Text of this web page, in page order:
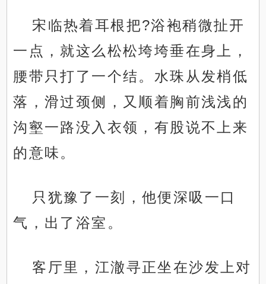
宋临热着耳根把?浴袍稍微扯开
一点，就这么松松垮垮垂在身上，
腰带只打了一个结。水珠从发梢低
落，滑过颈侧，又顺着胸前浅浅的
沟壑一路没入衣领，有股说不上来
的意味。
只犹豫了一刻，他便深吸一口
气，出了浴室。
客厅里，江澈寻正坐在沙发上对